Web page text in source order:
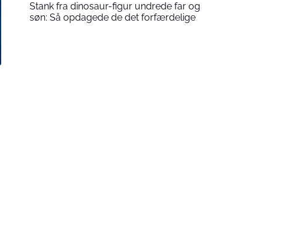
Stank fra dinosaur-figur undrede far og
søn: Så opdagede de det forfærdelige